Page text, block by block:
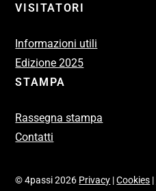
VISITATORI
Informazioni utili
Edizione 2025
STAMPA
Rassegna stampa
Contatti
© 4passi 2026 Privacy |Cookies |